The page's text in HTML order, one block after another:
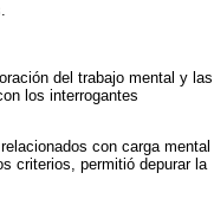
del trabajo mental y las
los interrogantes
con carga mental
criterios, permitió depurar la